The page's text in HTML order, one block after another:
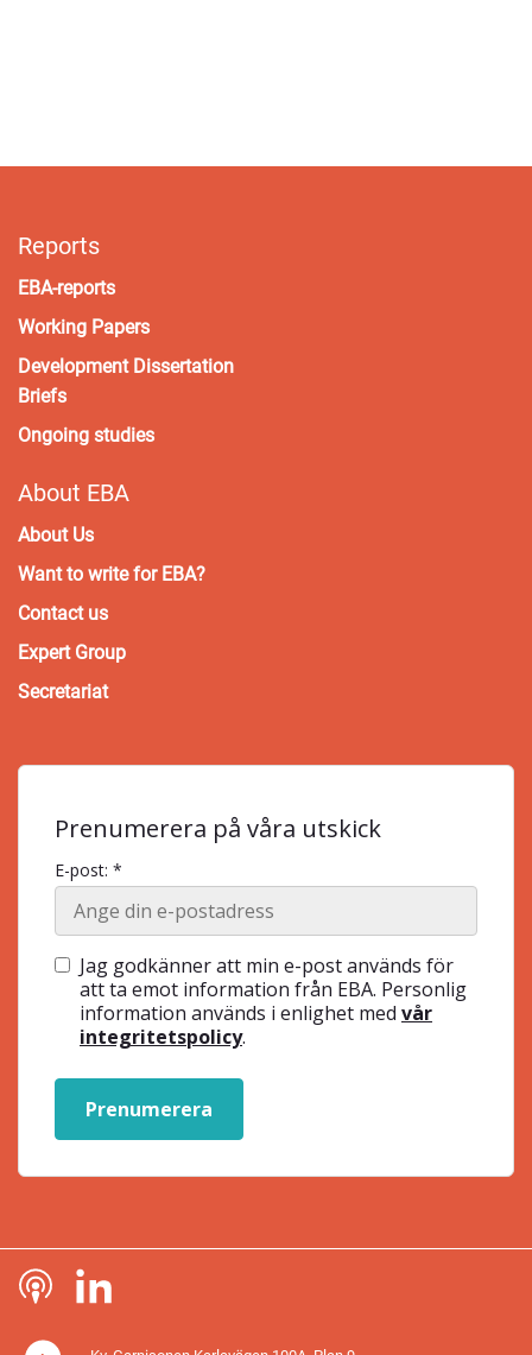
Reports
EBA-reports
Working Papers
Development Dissertation
Briefs
Ongoing studies
About EBA
About Us
Want to write for EBA?
Contact us
Expert Group
Secretariat
Prenumerera på våra utskick
E-post: *
Jag godkänner att min e-post används för
att ta emot information från EBA. Personlig
information används i enlighet med vår
integritetspolicy.
Prenumerera